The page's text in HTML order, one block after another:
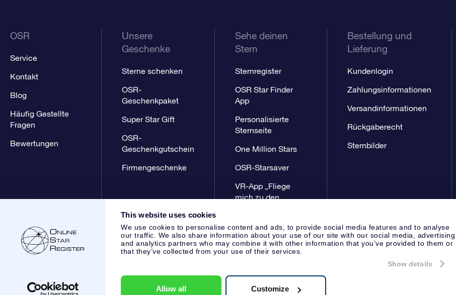
This website uses cookies
We use cookies to personalise content and ads, to provide social media features and to analyse
our traffic. We also share information about your use of our site with our social media, advertising
and analytics partners who may combine it with other information that you’ve provided to them or
that they’ve collected from your use of their services.
Show details
Allow all Customize
OSR
Service
Kontakt
Blog
Häufig Gestellte
Fragen
Bewertungen
Unsere
Geschenke
Sterne schenken
OSR-
Geschenkpaket
Super Star Gift
OSR-
Geschenkgutschein
Firmengeschenke
Sehe deinen
Stern
Sternregister
OSR Star Finder
App
Personalisierte
Sternseite
One Million Stars
OSR-Starsaver
VR-App „Fliege
mich zu den
Bestellung und
Lieferung
Kundenlogin
Zahlungsinformationen
Versandinformationen
Rückgaberecht
Sternbilder
Kundenservice:help@osr.org KVK: 60333553, VAT: NL 8538.62.722B01
Datenschutzerklärung